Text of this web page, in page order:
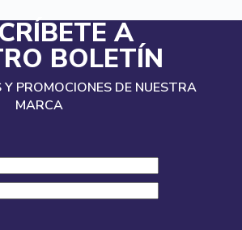
A
BOLETÍN
PROMOCIONES DE NUESTRA
MARCA